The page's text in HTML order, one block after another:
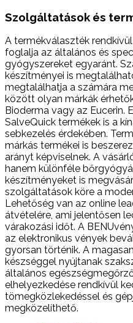
Szolgáltatások és
A termékválaszték
foglalja az általános és
gyógyszereket egyaránt.
készítményei is
megtalálhatja a számára
között olyan márkák
Bioderma vagy az Eucerin.
SalveQuick termékek is a
sebkezelés érdekében.
márkás termékei is
arányt képviselnek. A
hanem különféle
készítményeket is
szolgáltatások köre a
Lehetőség van az online
átvételére, ami jelentősen
várakozási időt. A
az elektronikus vények
gyorsan történik. A
készséggel nyújtanak
általános
elhelyezkedése rendkívül
tömegközlekedéssel és
megközelíthető.